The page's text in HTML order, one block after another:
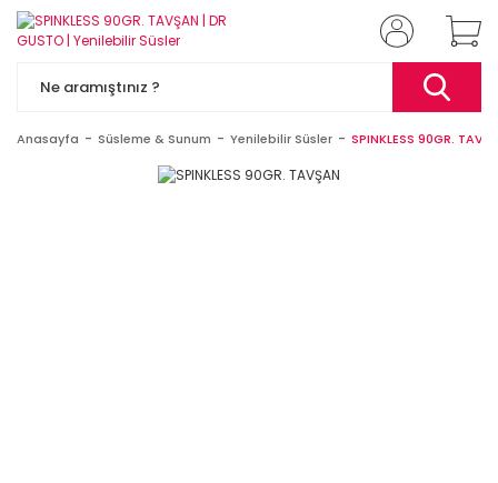
Anasayfa Süsleme & Sunum Yenilebilir Süsler SPINKLESS 90GR.